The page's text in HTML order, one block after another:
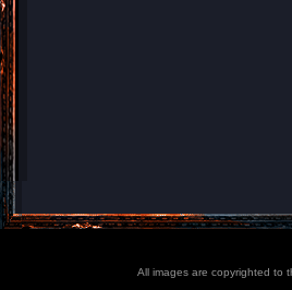
All images are copyrighted to